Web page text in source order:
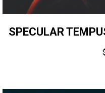
SPECULAR